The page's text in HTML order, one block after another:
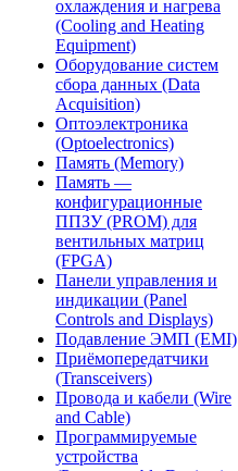
охлаждения и нагрева
(Cooling and Heating
Equipment)
Оборудование систем
сбора данных (Data
Acquisition)
Оптоэлектроника
(Optoelectronics)
Память (Memory)
Память —
конфигурационные
ППЗУ (PROM) для
вентильных матриц
(FPGA)
Панели управления и
индикации (Panel
Controls and Displays)
Подавление ЭМП (EMI)
Приёмопередатчики
(Transceivers)
Провода и кабели (Wire
and Cable)
Программируемые
устройства